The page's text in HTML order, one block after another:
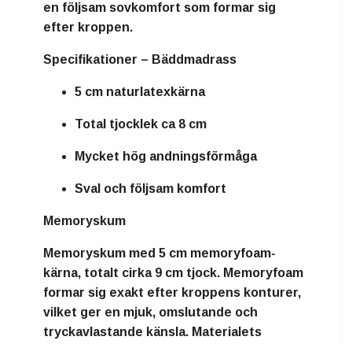
en följsam sovkomfort som formar sig
efter kroppen.
Specifikationer – Bäddmadrass
5 cm naturlatexkärna
Total tjocklek ca 8 cm
Mycket hög andningsförmåga
Sval och följsam komfort
Memoryskum
Memoryskum med 5 cm memoryfoam-
kärna, totalt cirka 9 cm tjock. Memoryfoam
formar sig exakt efter kroppens konturer,
vilket ger en mjuk, omslutande och
tryckavlastande känsla. Materialets